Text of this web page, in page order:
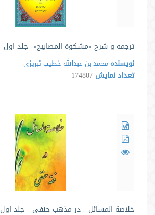
ترجمه و شرح «مشکوة المصابیح»- جلد اول
نویسنده محمد بن عبدالله خطیب تبریزی
تعداد نمایش 174807
خلاصة المسائل - در مذهب حنفی - جلد اول